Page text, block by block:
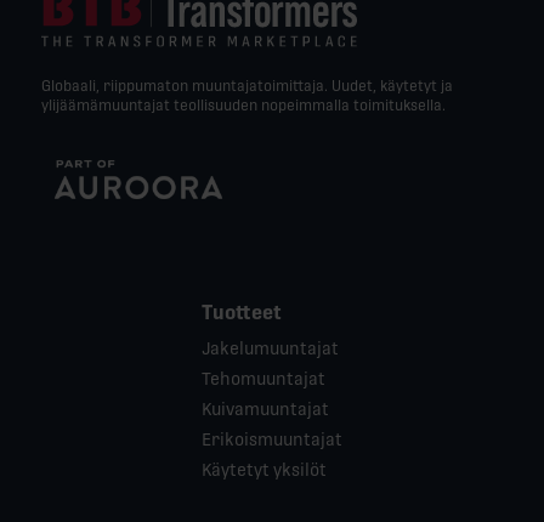
Globaali, riippumaton muuntajatoimittaja. Uudet, käytetyt ja
ylijäämämuuntajat teollisuuden nopeimmalla toimituksella.
Tuotteet
Jakelumuuntajat
Tehomuuntajat
Kuivamuuntajat
Erikoismuuntajat
Käytetyt yksilöt